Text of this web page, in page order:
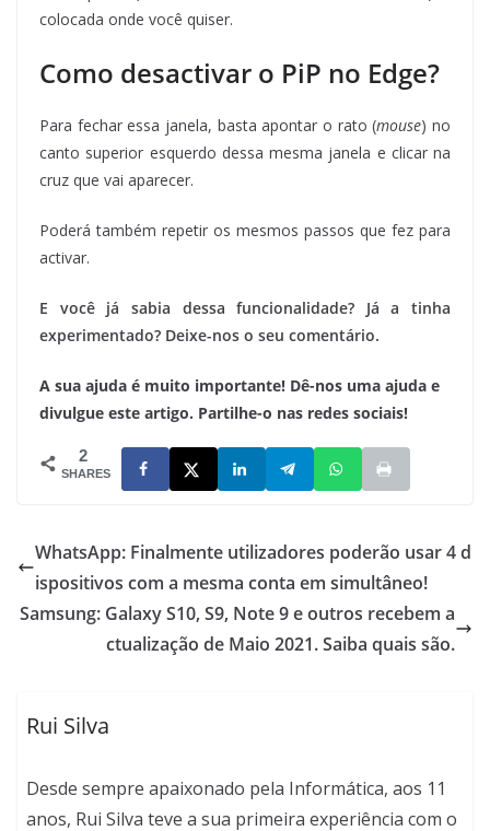
colocada onde você quiser.
Como desactivar o PiP no Edge?
Para fechar essa janela, basta apontar o rato (mouse) no
canto superior esquerdo dessa mesma janela e clicar na
cruz que vai aparecer.
Poderá também repetir os mesmos passos que fez para
activar.
E você já sabia dessa funcionalidade? Já a tinha
experimentado? Deixe-nos o seu comentário.
A sua ajuda é muito importante! Dê-nos uma ajuda e
divulgue este artigo. Partilhe-o nas redes sociais!
2
SHARES
WhatsApp: Finalmente utilizadores poderão usar 4 d
ispositivos com a mesma conta em simultâneo!
Samsung: Galaxy S10, S9, Note 9 e outros recebem a
ctualização de Maio 2021. Saiba quais são.
Rui Silva
Desde sempre apaixonado pela Informática, aos 11
anos, Rui Silva teve a sua primeira experiência com o